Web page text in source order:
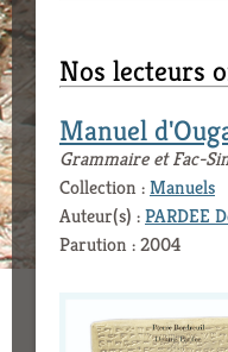
Nos lecteurs
Manuel
Grammaire et Fac-
Collection :Manuels
Auteur(s) :PARDEE
Parution : 2004